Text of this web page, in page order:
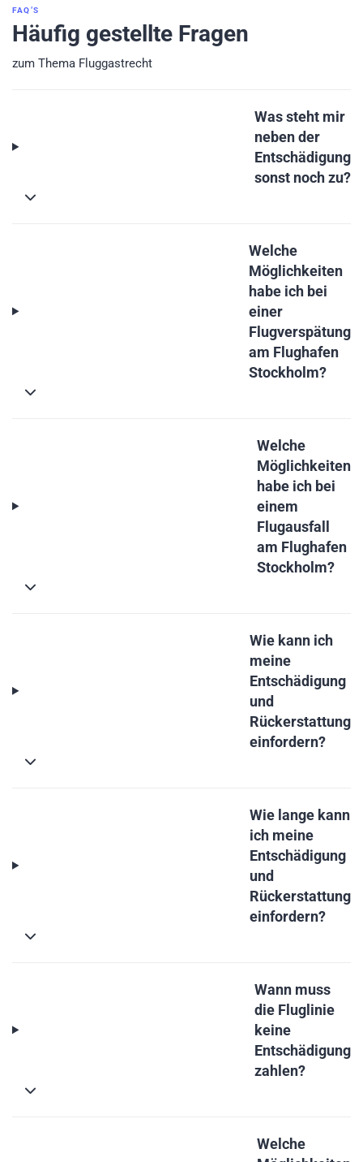
FAQ’S
Häufig gestellte Fragen
zum Thema Fluggastrecht
Was steht mir
neben der
Entschädigung
sonst noch zu?
Welche
Möglichkeiten
habe ich bei
einer
Flugverspätung
am Flughafen
Stockholm?
Welche
Möglichkeiten
habe ich bei
einem
Flugausfall
am Flughafen
Stockholm?
Wie kann ich
meine
Entschädigung
und
Rückerstattung
einfordern?
Wie lange kann
ich meine
Entschädigung
und
Rückerstattung
einfordern?
Wann muss
die Fluglinie
keine
Entschädigung
zahlen?
Welche